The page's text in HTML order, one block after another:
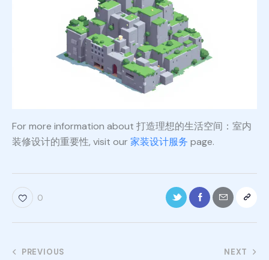
For more information about 打造理想的生活空间：室内
装修设计的重要性, visit our家装设计服务 page.
0
PREVIOUS NEXT